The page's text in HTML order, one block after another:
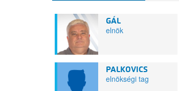
GÁL
elnök
PALKOVICS
elnökségi tag